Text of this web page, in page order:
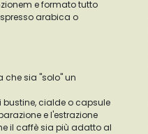
e formato tutto
arabica o
sia "solo" un
bustine, cialde o capsule
e l'estrazione
il caffè sia più adatto al